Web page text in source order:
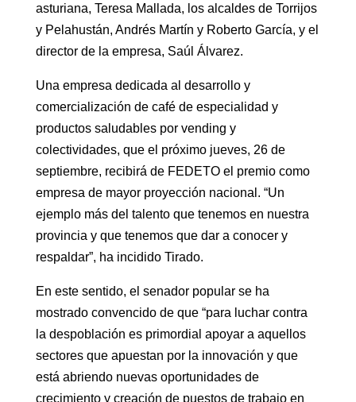
asturiana, Teresa Mallada, los alcaldes de Torrijos
y Pelahustán, Andrés Martín y Roberto García, y el
director de la empresa, Saúl Álvarez.
Una empresa dedicada al desarrollo y
comercialización de café de especialidad y
productos saludables por vending y
colectividades, que el próximo jueves, 26 de
septiembre, recibirá de FEDETO el premio como
empresa de mayor proyección nacional. “Un
ejemplo más del talento que tenemos en nuestra
provincia y que tenemos que dar a conocer y
respaldar”, ha incidido Tirado.
En este sentido, el senador popular se ha
mostrado convencido de que “para luchar contra
la despoblación es primordial apoyar a aquellos
sectores que apuestan por la innovación y que
está abriendo nuevas oportunidades de
crecimiento y creación de puestos de trabajo en